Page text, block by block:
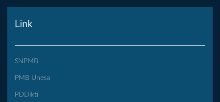
Link
SNPMB
PMB Unesa
PDDikti